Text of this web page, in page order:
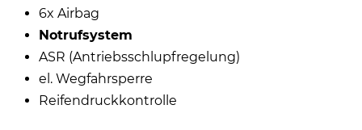
6x Airbag
Notrufsystem
ASR (Antriebsschlupfregelung)
el. Wegfahrsperre
Reifendruckkontrolle